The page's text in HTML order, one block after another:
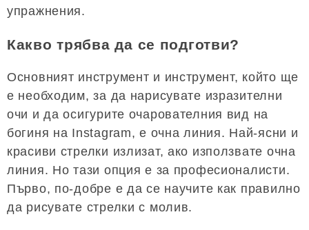
упражнения.
Какво трябва да се подготви?
Основният инструмент и инструмент, който ще
е необходим, за да нарисувате изразителни
очи и да осигурите очарователния вид на
богиня на Instagram, е очна линия. Най-ясни и
красиви стрелки излизат, ако използвате очна
линия. Но тази опция е за професионалисти.
Първо, по-добре е да се научите как правилно
да рисувате стрелки с молив.